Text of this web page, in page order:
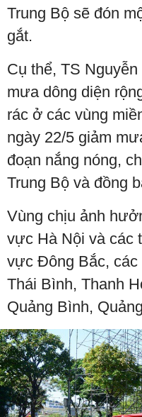
Trung Bộ sẽ đón
gắt.
Cụ thể, TS
mưa dông diện
rác ở các vùng
ngày 22/5 giảm
đoạn nắng nóng,
Trung Bộ và đồng
Vùng chịu ảnh
vực Hà Nội và các
vực Đông Bắc,
Thái Bình, Thanh
Quảng Bình,